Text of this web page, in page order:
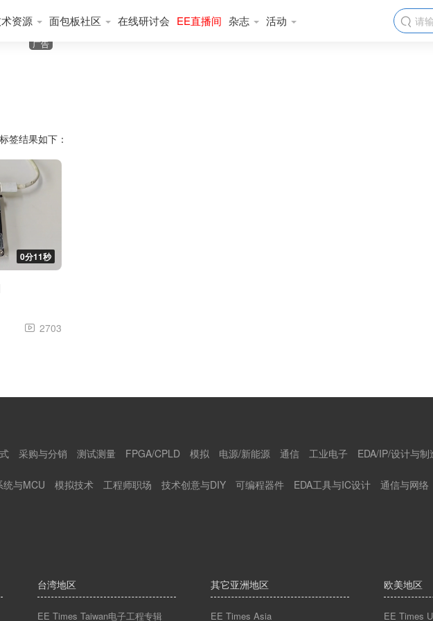
资源 面包板社区 在线研讨会 EE直播间 杂志 活动 
广告
签结果如下：
0分11秒
 2703
采购与分销 测试测量 FPGA/CPLD 模拟 电源/新能源 通信 工业电子 EDA/IP/设计与制
统与MCU 模拟技术 工程师职场 技术创意与DIY 可编程器件 EDA工具与IC设计 通信与网络
台湾地区
EE Times Taiwan电子工程专辑
其它亚洲地区
EE Times Asia
欧美地区
EE Times